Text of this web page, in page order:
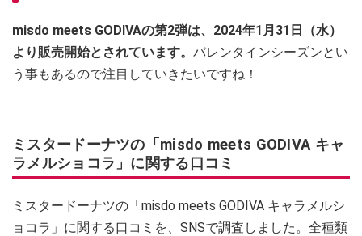
misdo meets GODIVAの第2弾は、2024年1月31日（水）
より販売開始とされています。 バレンタインシーズンとい
う事もあるので注目していきたいですね！
ミスタードーナツの「misdo meets GODIVA キャ
ラメルショコラ」に関する口コミ
ミスタードーナツの「misdo meets GODIVA キャラメルシ
ョコラ」に関する口コミを、SNSで調査しました。全種類